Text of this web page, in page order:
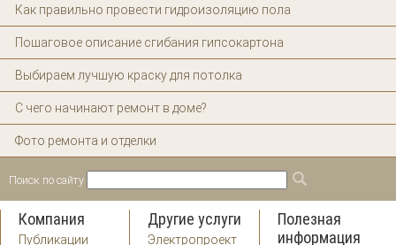
Как правильно провести гидроизоляцию пола
Пошаговое описание сгибания гипсокартона
Выбираем лучшую краску для потолка
С чего начинают ремонт в доме?
Фото ремонта и отделки
Форма поиска
Поиск по сайту
Компания
Публикации
Другие услуги
Электропроект
Полезная
информация